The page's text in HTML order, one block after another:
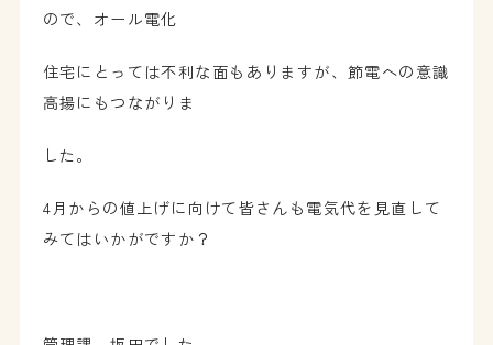
ので、オール電化
住宅にとっては不利な面もありますが、節電への意識
高揚にもつながりま
した。
4月からの値上げに向けて皆さんも電気代を見直して
みてはいかがですか？